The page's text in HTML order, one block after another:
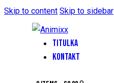
Skip to content Skip to sidebar
TITULKA
KONTAKT